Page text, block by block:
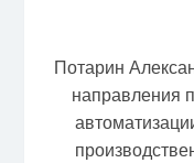
Потарин
направления